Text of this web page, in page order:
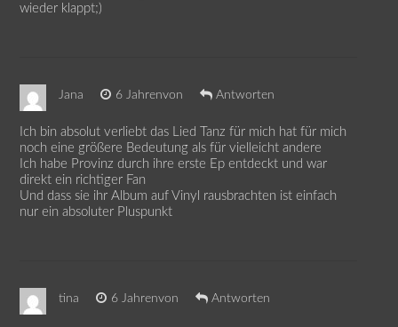
wieder klappt;)
Jana 6 Jahrenvon Antworten
Ich bin absolut verliebt das Lied Tanz für mich hat für mich
noch eine größere Bedeutung als für vielleicht andere
Ich habe Provinz durch ihre erste Ep entdeckt und war
direkt ein richtiger Fan
Und dass sie ihr Album auf Vinyl rausbrachten ist einfach
nur ein absoluter Pluspunkt
tina 6 Jahrenvon Antworten